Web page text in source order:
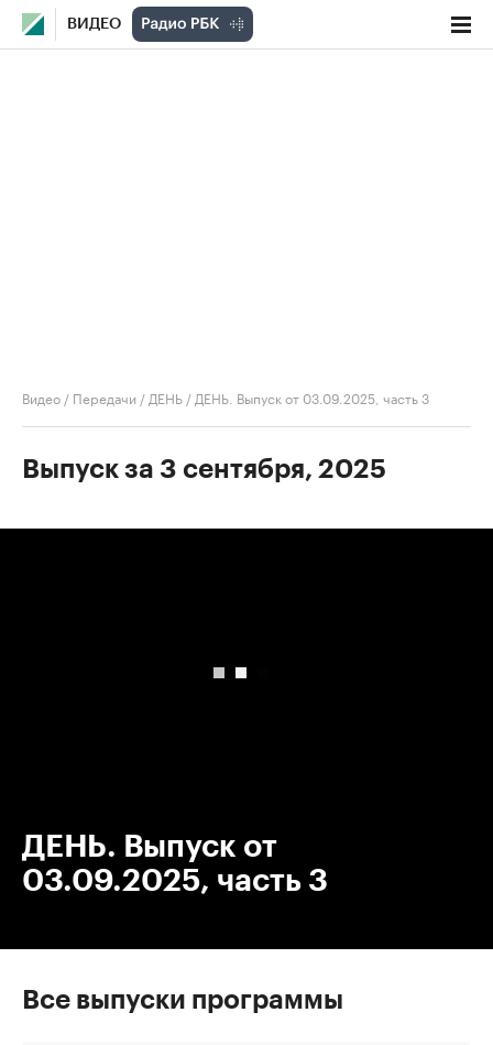
ВИДЕО
Видео / Передачи / ДЕНЬ / ДЕНЬ. Выпуск от 03.09.2025, часть 3
Выпуск за 3 сентября, 2025
ДЕНЬ. Выпуск от
03.09.2025, часть 3
Все выпуски программы